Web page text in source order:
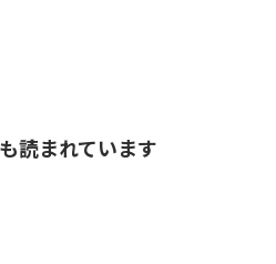
読まれています